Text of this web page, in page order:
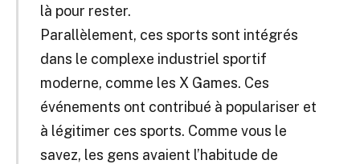
là pour rester.
Parallèlement, ces sports sont intégrés
dans le complexe industriel sportif
moderne, comme les X Games. Ces
événements ont contribué à populariser et
à légitimer ces sports. Comme vous le
savez, les gens avaient l’habitude de